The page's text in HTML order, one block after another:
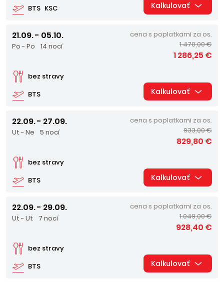
BTS KSC Kalkulovať
21.09. - 05.10.
Po - Po 14 nocí
BTS
bez stravy
cena s poplatkami za os.
1 470,00 €
1 286,25 €
Kalkulovať
22.09. - 27.09.
Ut - Ne 5 nocí
BTS
bez stravy
cena s poplatkami za os.
933,00 €
829,80 €
Kalkulovať
22.09. - 29.09.
Ut - Ut 7 nocí
BTS
bez stravy
cena s poplatkami za os.
1 049,00 €
928,40 €
Kalkulovať